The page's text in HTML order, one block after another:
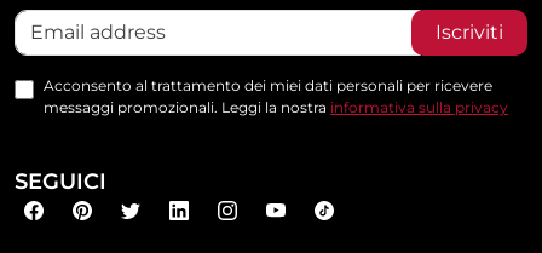
Iscriviti
Acconsento al trattamento dei miei dati personali per ricevere
messaggi promozionali. Leggi la nostra informativa sulla privacy
SEGUICI